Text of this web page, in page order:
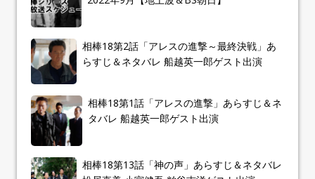
相棒18第2話「アレスの進撃～最終決戦」あ
らすじ＆ネタバレ 船越英一郎ゲスト出演
相棒18第1話「アレスの進撃」あらすじ＆ネ
タバレ 船越英一郎ゲスト出演
相棒18第13話「神の声」あらすじ＆ネタバレ